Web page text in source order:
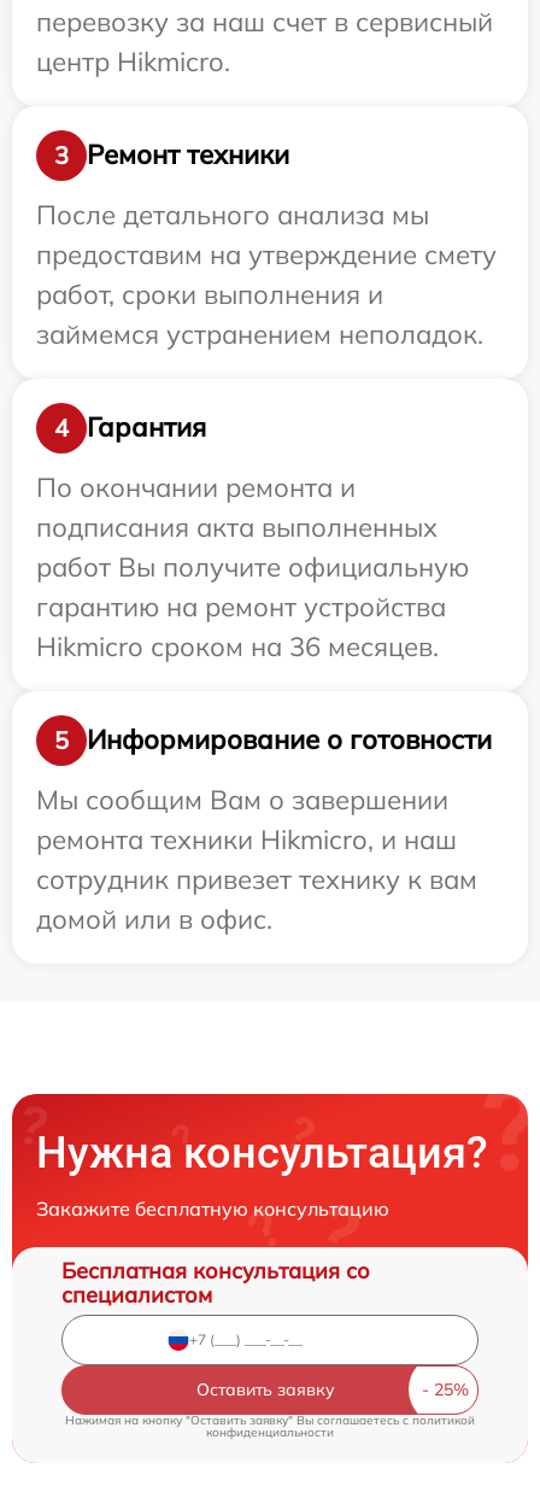
перевозку за наш счет в сервисный
центр Hikmicro.
3
Ремонт техники
После детального анализа мы
предоставим на утверждение смету
работ, сроки выполнения и
займемся устранением неполадок.
4
Гарантия
По окончании ремонта и
подписания акта выполненных
работ Вы получите официальную
гарантию на ремонт устройства
Hikmicro сроком на 36 месяцев.
5
Информирование о готовности
Мы сообщим Вам о завершении
ремонта техники Hikmicro, и наш
сотрудник привезет технику к вам
домой или в офис.
Нужна консультация?
Закажите бесплатную консультацию
Бесплатная консультация со
специалистом
Оставить заявку
Нажимая на кнопку "Оставить заявку" Вы соглашаетесь cполитикой
конфиденциальности